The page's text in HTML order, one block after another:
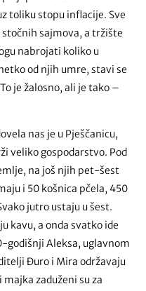
toliku stopu inflacije. Sve
sajmova, a tržište
nabrojati koliko u
od njih umre, stavi se
je žalosno, ali je tako –
nas je u Pješčanicu,
veliko gospodarstvo. Pod
na još njih pet-šest
i 50 košnica pčela, 450
jutro ustaju u šest.
kavu, a onda svatko ide
godišnji Aleksa, uglavnom
Đuro i Mira održavaju
zaduženi su za